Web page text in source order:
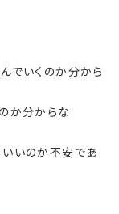
でいくのか分から
か分からな
いのか不安であ